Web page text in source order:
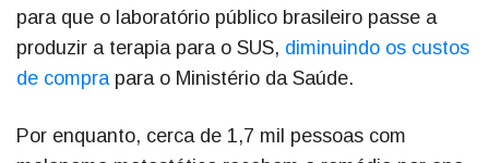
para que o laboratório público brasileiro passe a
produzir a terapia para o SUS, diminuindo os custos
de comprapara o Ministério da Saúde.
Por enquanto, cerca de 1,7 mil pessoas com